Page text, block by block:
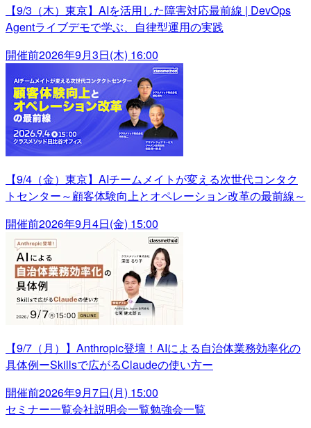
【9/3（木）東京】AIを活用した障害対応最前線 | DevOps
Agentライブデモで学ぶ、自律型運用の実践
開催前2026年9月3日(木) 16:00
【9/4（金）東京】AIチームメイトが変える次世代コンタク
トセンター～顧客体験向上とオペレーション改革の最前線～
開催前2026年9月4日(金) 15:00
【9/7（月）】Anthropic登壇！AIによる自治体業務効率化の
具体例ーSkillsで広がるClaudeの使い方ー
開催前2026年9月7日(月) 15:00
セミナー一覧会社説明会一覧勉強会一覧